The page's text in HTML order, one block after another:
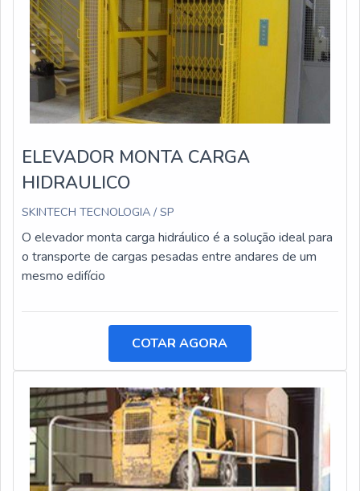
ELEVADOR MONTA CARGA
HIDRAULICO
SKINTECH TECNOLOGIA / SP
O elevador monta carga hidráulico é a solução ideal para
o transporte de cargas pesadas entre andares de um
mesmo edifício
COTAR AGORA